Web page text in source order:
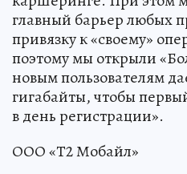
главный барьер любых
привязку к «своему»
поэтому мы открыли
новым пользователям
гигабайты, чтобы
в день регистрации».
ООО «Т2 Мобайл»